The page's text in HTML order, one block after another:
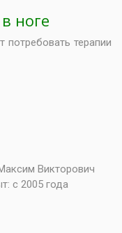
ноге
терапии
Викторович
с 2005 года